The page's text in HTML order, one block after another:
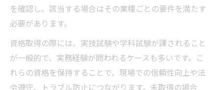
を確認し、該当する場合はその業種ごとの要件を満たす
必要があります。
資格取得の際には、実技試験や学科試験が課されること
が一般的で、実務経験が問われるケースも多いです。こ
れらの資格を保持することで、現場での信頼性向上や法
令遵守、トラブル防止につながります。未取得の場合